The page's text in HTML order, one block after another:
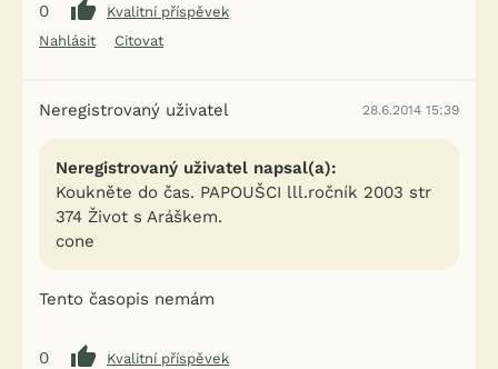
0
Kvalitní příspěvek
Nahlásit
Citovat
Neregistrovaný uživatel 28.6.2014 15:39
Neregistrovaný uživatel napsal(a):
Koukněte do čas. PAPOUŠCI lll.ročník 2003 str
374 Život s Aráškem.
cone
Tento časopis nemám
0
Kvalitní příspěvek
registrované uživatele.
👉 Exkluzivní akce, slevy a novinky od našich ověřených
partnerů
🎁 A teď navíc dárek: 200 Kč kredit do F-konta. 🎉